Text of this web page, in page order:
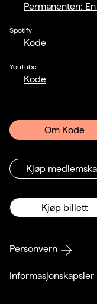
Permanenten:
Spotify
Kode
YouTube
Kode
Om Kode
Kjøp
Kjøp billett
Personvern
Informasjonskapsler